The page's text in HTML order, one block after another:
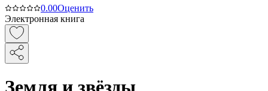
0.00Оценить
Электронная книга